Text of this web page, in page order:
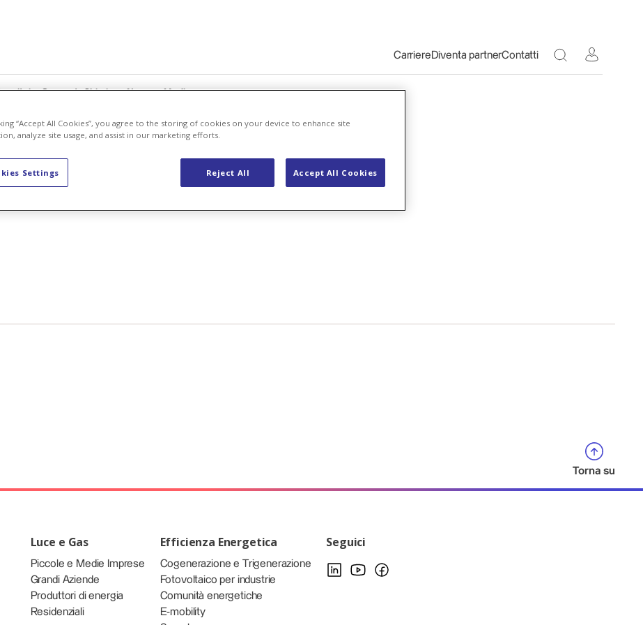
Carriere Diventa partnerContatti Toggle Search
SupportoChi siamoNews e Media
Torna su
Luce e Gas
Piccole e Medie Imprese
Grandi Aziende
Produttori di energia
Residenziali
Efficienza Energetica
Cogenerazione e Trigenerazione
Fotovoltaico per industrie
Comunità energetiche
E-mobility
Seguici
“Accept All Cookies”, you agree to the storing of cookies on your device to enhance site
analyze site usage, and assist in our marketing efforts.
Reject All Accept All Cookies
Settings